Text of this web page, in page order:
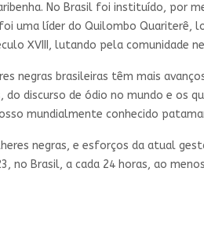
No Brasil foi instituído, por
uma líder do Quilombo
XVIII, lutando pela comunidade
negras brasileiras têm mais
discurso de ódio no mundo e os
mundialmente conhecido
negras, e esforços da atual
no Brasil, a cada 24 horas, ao